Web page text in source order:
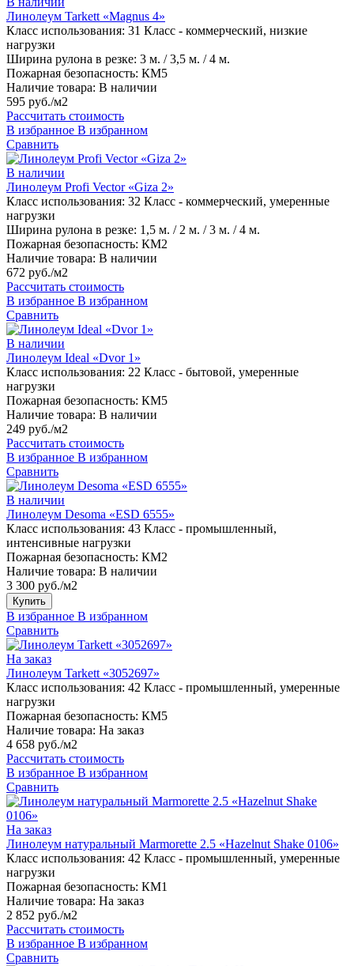
Линолеум Tarkett «Magnus 4»
Класс использования: 31 Класс - коммерческий, низкие
нагрузки
Ширина рулона в резке: 3 м. / 3,5 м. / 4 м.
Пожарная безопасность: КМ5
Наличие товара: В наличии
595 руб./м2
Рассчитать стоимость
В избранное В избранном
Сравнить
В наличии
Линолеум Profi Vector «Giza 2»
Класс использования: 32 Класс - коммерческий, умеренные
нагрузки
Ширина рулона в резке: 1,5 м. / 2 м. / 3 м. / 4 м.
Пожарная безопасность: КМ2
Наличие товара: В наличии
672 руб./м2
Рассчитать стоимость
В избранное В избранном
Сравнить
В наличии
Линолеум Ideal «Dvor 1»
Класс использования: 22 Класс - бытовой, умеренные
нагрузки
Пожарная безопасность: КМ5
Наличие товара: В наличии
249 руб./м2
Рассчитать стоимость
В избранное В избранном
Сравнить
В наличии
Линолеум Desoma «ESD 6555»
Класс использования: 43 Класс - промышленный,
интенсивные нагрузки
Пожарная безопасность: КМ2
Наличие товара: В наличии
3 300 руб./м2
Купить
В избранное В избранном
Сравнить
На заказ
Линолеум Tarkett «3052697»
Класс использования: 42 Класс - промышленный, умеренные
нагрузки
Пожарная безопасность: КМ5
Наличие товара: На заказ
4 658 руб./м2
Рассчитать стоимость
В избранное В избранном
Сравнить
На заказ
Линолеум натуральный Marmorette 2.5 «Hazelnut Shake 0106»
Класс использования: 42 Класс - промышленный, умеренные
нагрузки
Пожарная безопасность: КМ1
Наличие товара: На заказ
2 852 руб./м2
Рассчитать стоимость
В избранное В избранном
Сравнить